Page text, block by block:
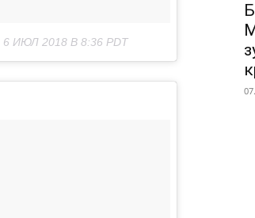
6 ИЮЛ 2018 В 8:36 PDT